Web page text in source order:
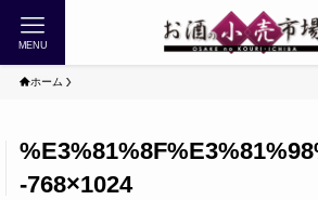
MENU
ホーム
-768×1024